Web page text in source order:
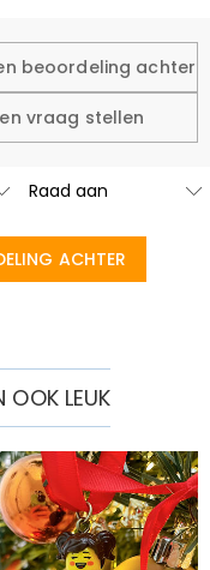
beoordeling achter
vraag stellen
ACHTER
OOK LEUK